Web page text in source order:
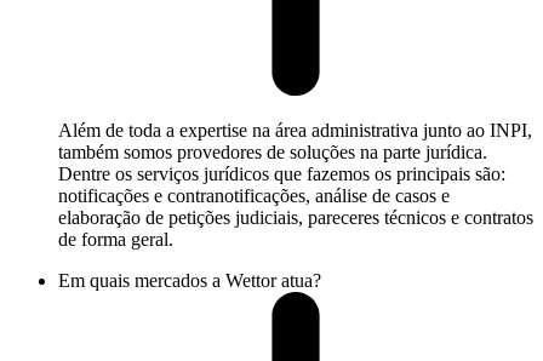
Além de toda a expertise na área administrativa junto ao INPI,
também somos provedores de soluções na parte jurídica.
Dentre os serviços jurídicos que fazemos os principais são:
notificações e contranotificações, análise de casos e
elaboração de petições judiciais, pareceres técnicos e contratos
de forma geral.
Em quais mercados a Wettor atua?